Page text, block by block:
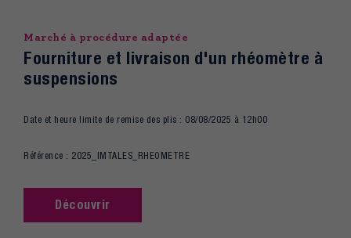
Marché à procédure adaptée
Fourniture et livraison d'un rhéomètre à
suspensions
Date et heure limite de remise des plis : 08/08/2025 à 12h00
Référence : 2025_IMTALES_RHEOMETRE
Découvrir